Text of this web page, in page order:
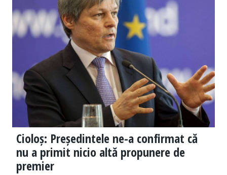
Cioloș: Președintele ne-a confirmat că
nu a primit nicio altă propunere de
premier